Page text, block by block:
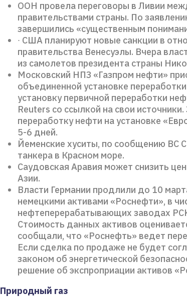
ООН провела переговоры в Ливии
правительствами страны. По
завершились «существенным
∙ США планируют новые санкции в
правительства Венесуэлы. Вчера
из самолетов президента страны
Московский НПЗ «Газпром нефти»
объединенной установке
установку первичной переработки
Reuters со ссылкой на свои
переработку нефти на установке
5-6 дней.
Йеменские хуситы, по сообщению ВС
танкера в Красном море.
Саудовская Аравия может снизить
Азии.
Власти Германии продлили до 10
немецкими активами «Роснефти», в
нефтеперерабатывающих заводах
Стоимость данных активов
сообщали, что «Роснефть» ведет
Если сделка по продаже не будет
законом об энергетической
решение об экспроприации активов
Природный газ